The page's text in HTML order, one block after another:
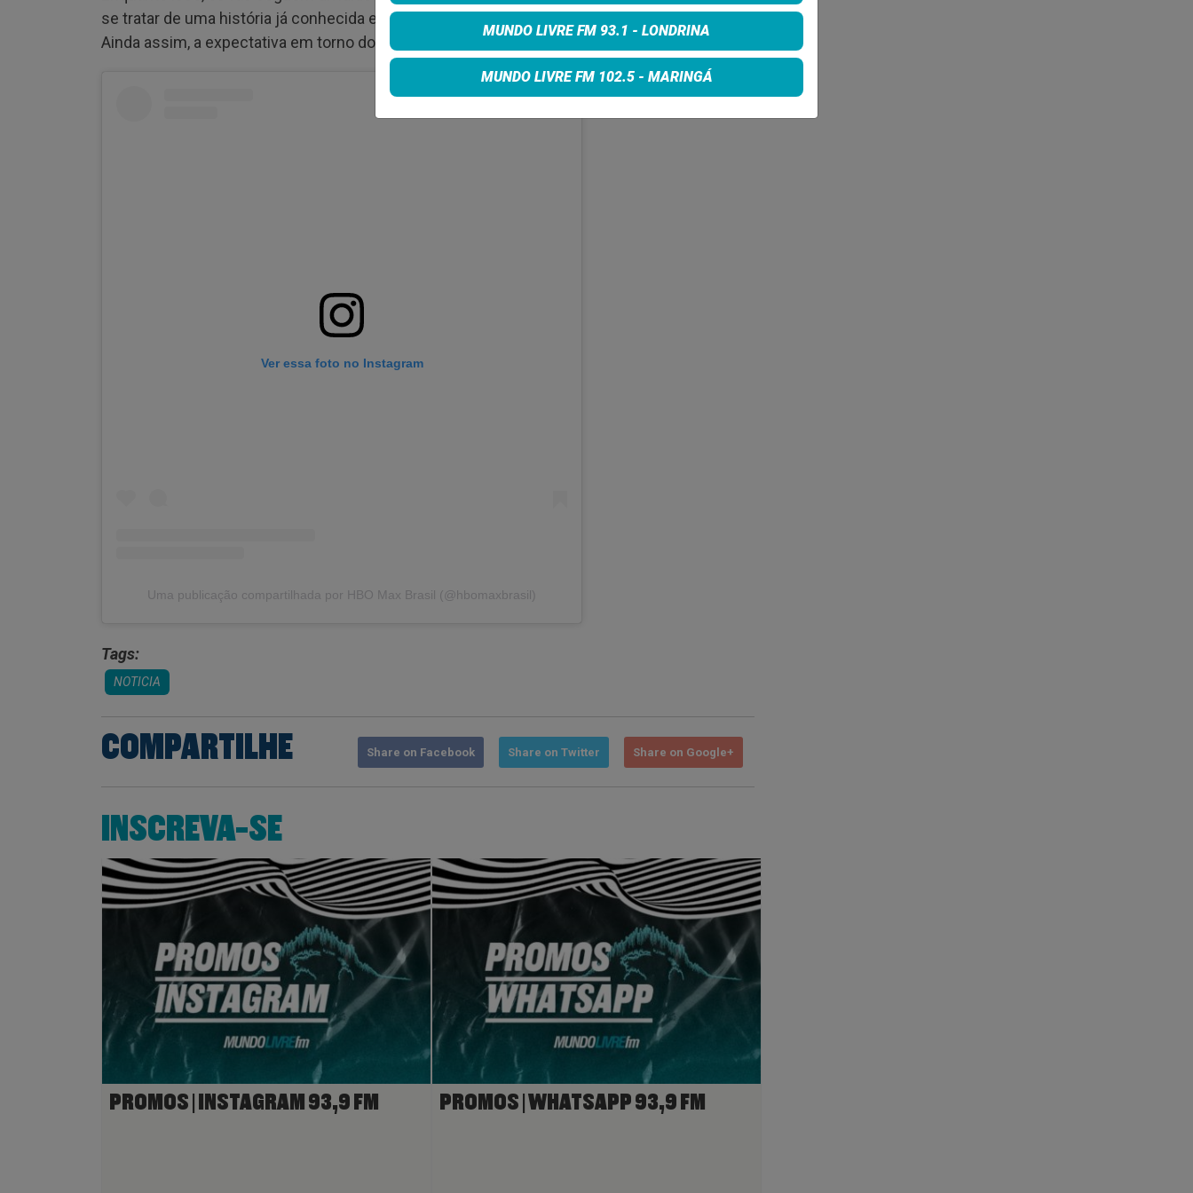
se tratar de uma história já conhecida e amplamente adaptada no cinema entre 2001 e 2011.
Ainda assim, a expectativa em torno do projeto só aumenta a cada novo anúncio.
Ver essa foto no Instagram
Uma publicação compartilhada por HBO Max Brasil (@hbomaxbrasil)
Tags:
NOTICIA
COMPARTILHE Share on Facebook Share on Twitter Share on Google+
INSCREVA-SE
PROMOS | INSTAGRAM 93,9 FM PROMOS | WHATSAPP 93,9 FM
MUNDO LIVRE FM 93.1 - LONDRINA
MUNDO LIVRE FM 102.5 - MARINGÁ